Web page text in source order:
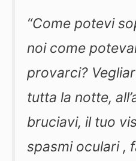
“Come potevi
noi come
provarci?
tutta la notte,
bruciavi, il tuo
spasmi oculari ,